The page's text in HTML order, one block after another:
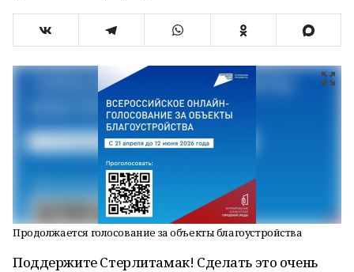
Продолжается голосование за объекты благоустройства
Поддержите Стерлитамак! Сделать это очень